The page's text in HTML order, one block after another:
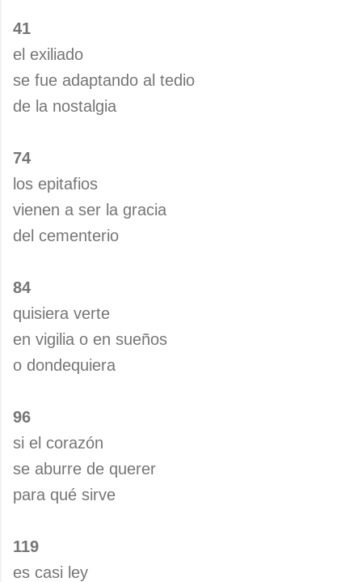
41
el exiliado
se fue adaptando al tedio
de la nostalgia
74
los epitafios
vienen a ser la gracia
del cementerio
84
quisiera verte
en vigilia o en sueños
o dondequiera
96
si el corazón
se aburre de querer
para qué sirve
119
es casi ley